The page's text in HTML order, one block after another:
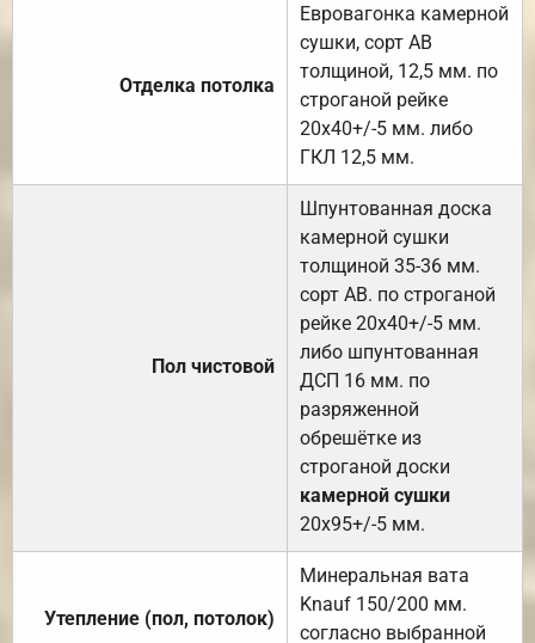
Отделка потолка
Евровагонка камерной
сушки, сорт АВ
толщиной, 12,5 мм. по
строганой рейке
20х40+/-5 мм. либо
ГКЛ 12,5 мм.
Пол чистовой
Шпунтованная доска
камерной сушки
толщиной 35-36 мм.
сорт АВ. по строганой
рейке 20х40+/-5 мм.
либо шпунтованная
ДСП 16 мм. по
разряженной
обрешётке из
строганой доски
камерной сушки
20х95+/-5 мм.
Утепление (пол, потолок)
Минеральная вата
Knauf 150/200 мм.
согласно выбранной